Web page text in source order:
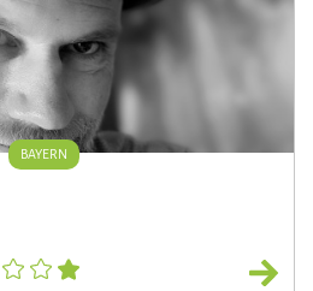
BAYERN